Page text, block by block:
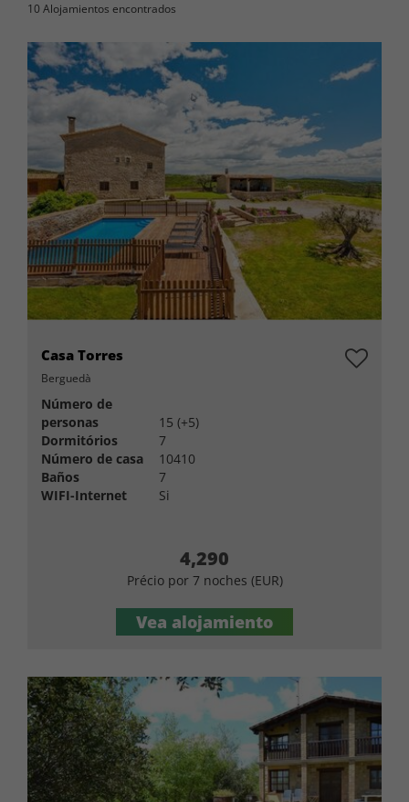
10 Alojamientos encontrados
Casa Torres
Berguedà
Número de
personas
15 (+5)
Dormitórios
7
Número de casa
10410
Baños
7
WIFI-Internet
Si
4,290
Précio por 7 noches (EUR)
Vea alojamiento